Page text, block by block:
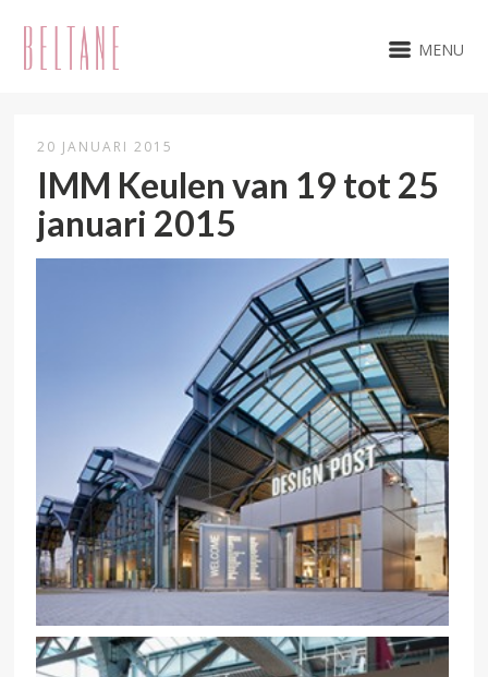
MENU
20 JANUARI 2015
IMM Keulen van 19 tot 25
januari 2015